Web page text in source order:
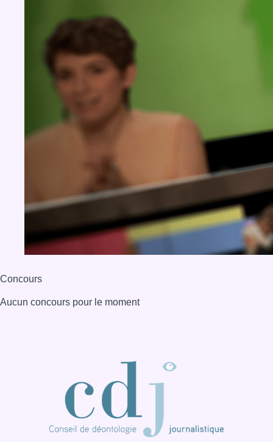
Concours
Aucun concours pour le moment